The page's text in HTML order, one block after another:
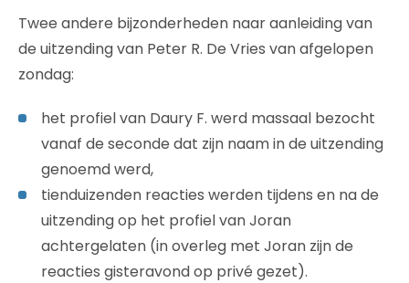
Twee andere bijzonderheden naar aanleiding van
de uitzending van Peter R. De Vries van afgelopen
zondag:
het profiel van Daury F. werd massaal bezocht
vanaf de seconde dat zijn naam in de uitzending
genoemd werd,
tienduizenden reacties werden tijdens en na de
uitzending op het profiel van Joran
achtergelaten (in overleg met Joran zijn de
reacties gisteravond op privé gezet).